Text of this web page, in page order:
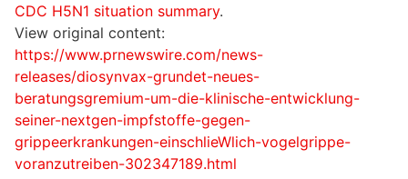
CDC H5N1 situation summary.
View original content:
https://www.prnewswire.com/news-
releases/diosynvax-grundet-neues-
beratungsgremium-um-die-klinische-entwicklung-
seiner-nextgen-impfstoffe-gegen-
grippeerkrankungen-einschlieWlich-vogelgrippe-
voranzutreiben-302347189.html